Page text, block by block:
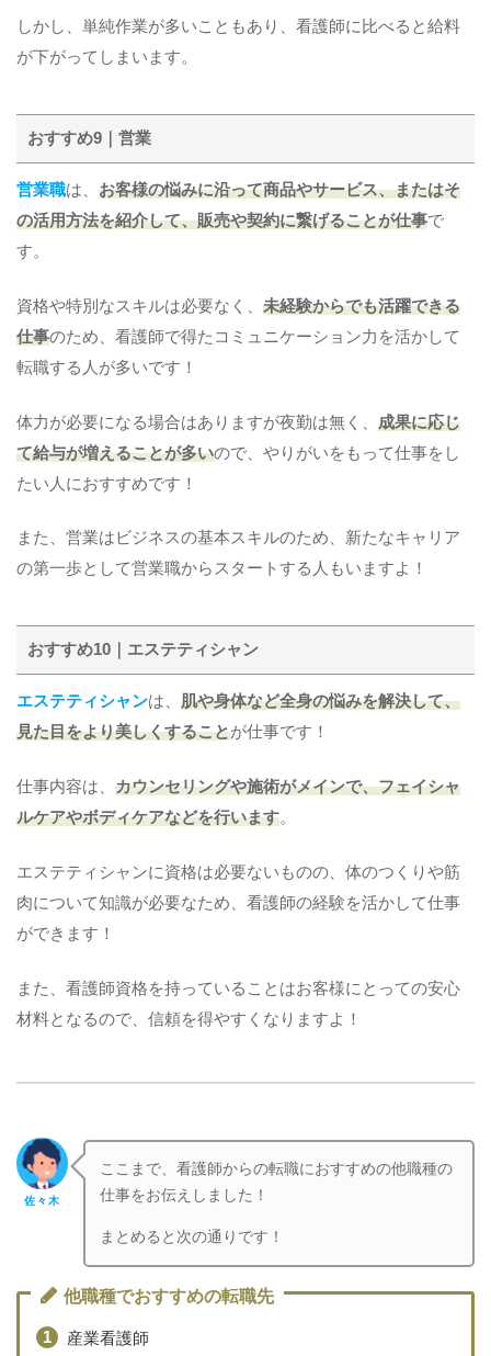
しかし、単純作業が多いこともあり、看護師に比べると給料
が下がってしまいます。
おすすめ9｜営業
営業職は、 お客様の悩みに沿って商品やサービス、またはそ
の活用方法を紹介して、販売や契約に繋げることが仕事で
す。
資格や特別なスキルは必要なく、 未経験からでも活躍できる
仕事のため、看護師で得たコミュニケーション力を活かして
転職する人が多いです！
体力が必要になる場合はありますが夜勤は無く、 成果に応じ
て給与が増えることが多いので、やりがいをもって仕事をし
たい人におすすめです！
また、営業はビジネスの基本スキルのため、新たなキャリア
の第一歩として営業職からスタートする人もいますよ！
おすすめ10｜エステティシャン
エステティシャンは、 肌や身体など全身の悩みを解決して、
見た目をより美しくすることが仕事です！
仕事内容は、 カウンセリングや施術がメインで、フェイシャ
ルケアやボディケアなどを行います。
エステティシャンに資格は必要ないものの、体のつくりや筋
肉について知識が必要なため、看護師の経験を活かして仕事
ができます！
また、看護師資格を持っていることはお客様にとっての安心
材料となるので、信頼を得やすくなりますよ！
佐々木
ここまで、看護師からの転職におすすめの他職種の
仕事をお伝えしました！
まとめると次の通りです！
他職種でおすすめの転職先
産業看護師